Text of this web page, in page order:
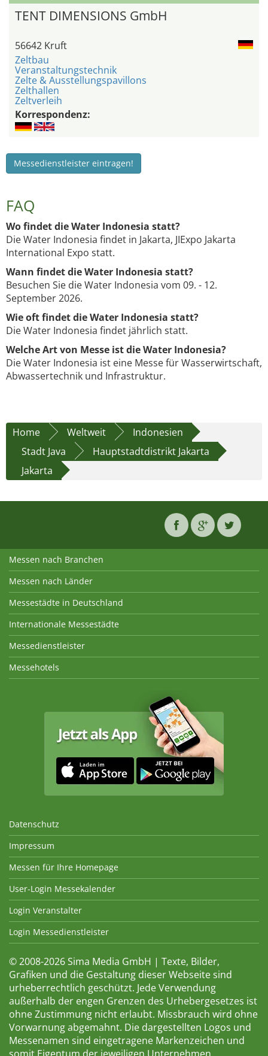
TENT DIMENSIONS GmbH
56642 Kruft
Zeltbau
Veranstaltungstechnik
Zelte & Ausstellungspavillons
Zelthallen
Zeltverleih
Korrespondenz:
Messedienstleister eintragen!
FAQ
Wo findet die Water Indonesia statt?
Die Water Indonesia findet in Jakarta, JIExpo Jakarta
International Expo statt.
Wann findet die Water Indonesia statt?
Besuchen Sie die Water Indonesia vom 09. - 12.
September 2026.
Wie oft findet die Water Indonesia statt?
Die Water Indonesia findet jährlich statt.
Welche Art von Messe ist die Water Indonesia?
Die Water Indonesia ist eine Messe für Wasserwirtschaft,
Abwassertechnik und Infrastruktur.
Home Weltweit
Indonesien
Stadt Java
Hauptstadtdistrikt Jakarta
Jakarta
Messen nach Branchen
Messen nach Länder
Messestädte in Deutschland
Internationale Messestädte
Messedienstleister
Messehotels
Datenschutz
Impressum
Messen für Ihre Homepage
User-Login Messekalender
Login Veranstalter
Login Messedienstleister
© 2008-2026 Sima Media GmbH | Texte, Bilder,
Grafiken und die Gestaltung dieser Webseite sind
urheberrechtlich geschützt. Jede Verwendung
außerhalb der engen Grenzen des Urhebergesetzes ist
ohne Zustimmung nicht erlaubt. Missbrauch wird ohne
Vorwarnung abgemahnt. Die dargestellten Logos und
Messenamen sind eingetragene Markenzeichen und